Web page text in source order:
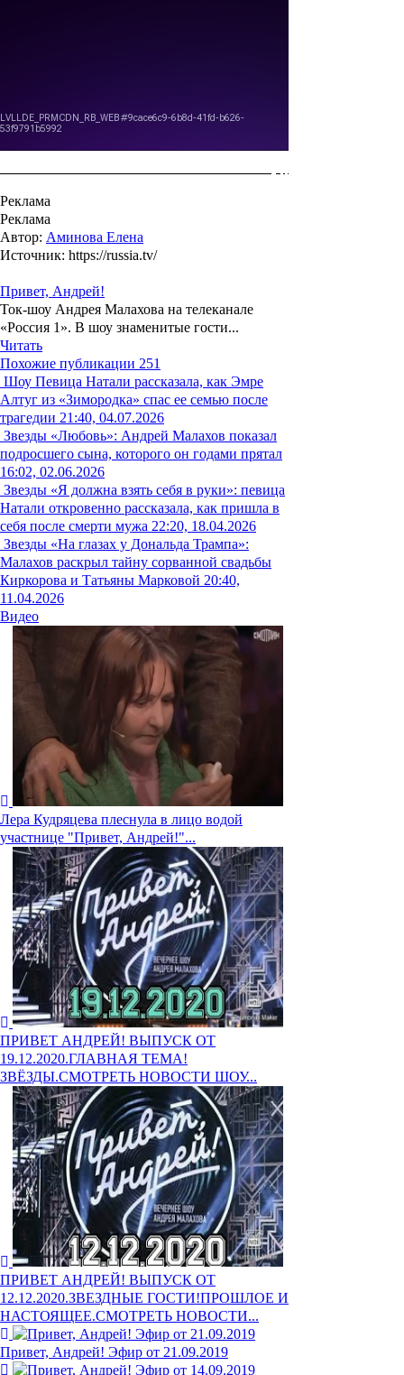
Реклама
Реклама
Автор: Аминова Елена
Источник: https://russia.tv/
Привет, Андрей!
Ток-шоу Андрея Малахова на телеканале
«Россия 1». В шоу знаменитые гости...
Читать
Похожие публикации 251
Шоу Певица Натали рассказала, как Эмре
Алтуг из «Зимородка» спас ее семью после
трагедии 21:40, 04.07.2026
Звезды «Любовь»: Андрей Малахов показал
подросшего сына, которого он годами прятал
16:02, 02.06.2026
Звезды «Я должна взять себя в руки»: певица
Натали откровенно рассказала, как пришла в
себя после смерти мужа 22:20, 18.04.2026
Звезды «На глазах у Дональда Трампа»:
Малахов раскрыл тайну сорванной свадьбы
Киркорова и Татьяны Марковой 20:40,
11.04.2026
Видео
Лера Кудряцева плеснула в лицо водой
участнице "Привет, Андрей!"...
ПРИВЕТ АНДРЕЙ! ВЫПУСК ОТ
19.12.2020.ГЛАВНАЯ ТЕМА!
ЗВЁЗДЫ.СМОТРЕТЬ НОВОСТИ ШОУ...
ПРИВЕТ АНДРЕЙ! ВЫПУСК ОТ
12.12.2020.ЗВЕЗДНЫЕ ГОСТИ!ПРОШЛОЕ И
НАСТОЯЩЕЕ.СМОТРЕТЬ НОВОСТИ...
Привет, Андрей! Эфир от 21.09.2019